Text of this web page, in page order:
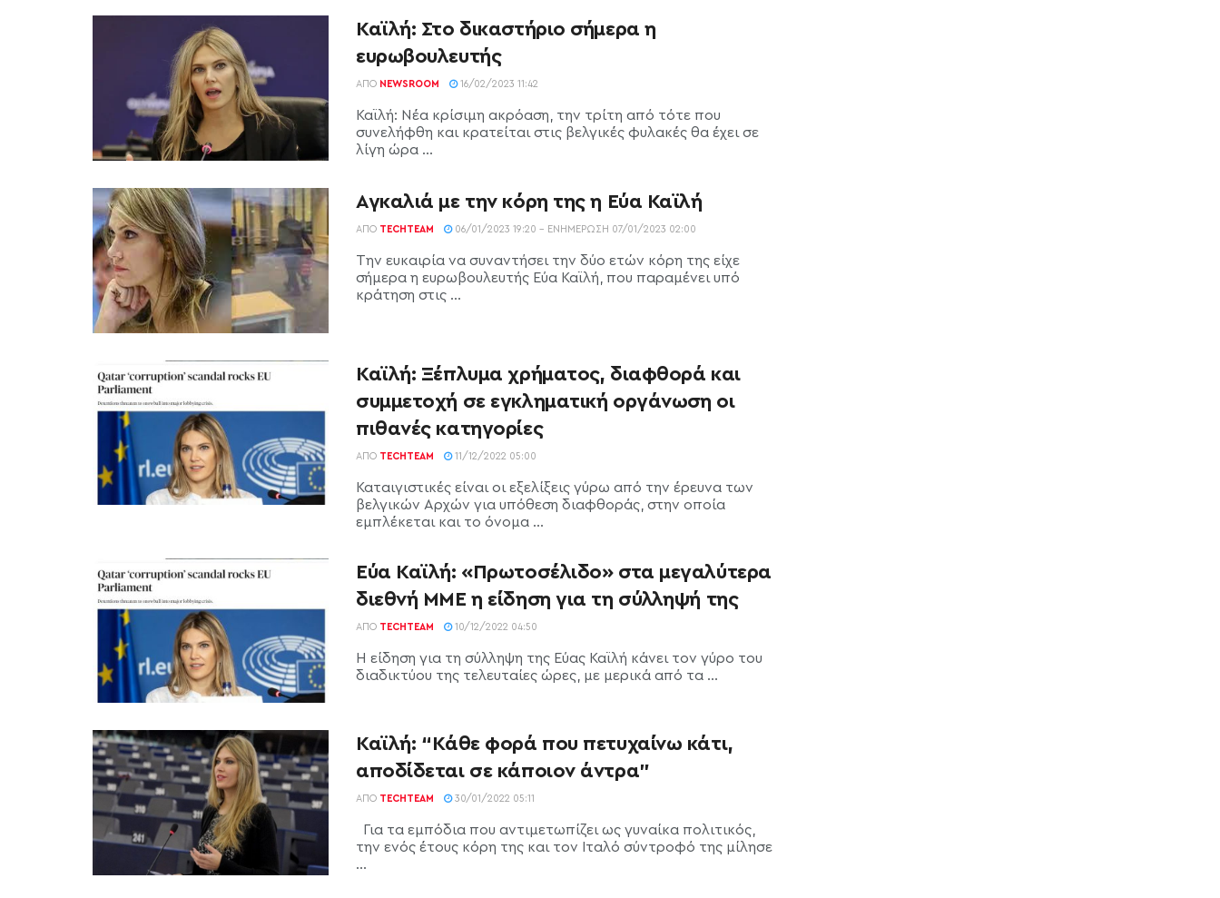
Καϊλή: Στο δικαστήριο σήμερα η
ευρωβουλευτής
ΑΠΌ NEWSROOM 16/02/2023 11:42
Καϊλή: Νέα κρίσιμη ακρόαση, την τρίτη από τότε που
συνελήφθη και κρατείται στις βελγικές φυλακές θα έχει σε
λίγη ώρα ...
Αγκαλιά με την κόρη της η Εύα Καϊλή
ΑΠΌ TECHTEAM 06/01/2023 19:20 - ΕΝΗΜΈΡΩΣΗ 07/01/2023 02:00
Την ευκαιρία να συναντήσει την δύο ετών κόρη της είχε
σήμερα η ευρωβουλευτής Εύα Καϊλή, που παραμένει υπό
κράτηση στις ...
Καϊλή: Ξέπλυμα χρήματος, διαφθορά και
συμμετοχή σε εγκληματική οργάνωση οι
πιθανές κατηγορίες
ΑΠΌ TECHTEAM 11/12/2022 05:00
Καταιγιστικές είναι οι εξελίξεις γύρω από την έρευνα των
βελγικών Αρχών για υπόθεση διαφθοράς, στην οποία
εμπλέκεται και το όνομα ...
Εύα Καϊλή: «Πρωτοσέλιδο» στα μεγαλύτερα
διεθνή ΜΜΕ η είδηση για τη σύλληψή της
ΑΠΌ TECHTEAM 10/12/2022 04:50
Η είδηση για τη σύλληψη της Εύας Καϊλή κάνει τον γύρο του
διαδικτύου της τελευταίες ώρες, με μερικά από τα ...
Καϊλή: “Κάθε φορά που πετυχαίνω κάτι,
αποδίδεται σε κάποιον άντρα”
ΑΠΌ TECHTEAM 30/01/2022 05:11
Για τα εμπόδια που αντιμετωπίζει ως γυναίκα πολιτικός,
την ενός έτους κόρη της και τον Ιταλό σύντροφό της μίλησε
...